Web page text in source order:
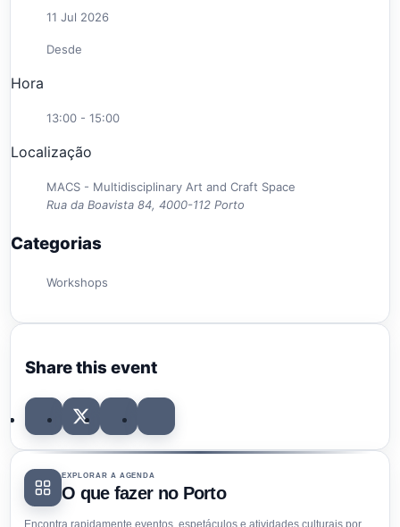
11 Jul 2026
Desde
Hora
13:00 - 15:00
Localização
MACS - Multidisciplinary Art and Craft Space
Rua da Boavista 84, 4000-112 Porto
Categorias
Workshops
Share this event
EXPLORAR A AGENDA
O que fazer no Porto
Encontra rapidamente eventos, espetáculos e atividades culturais por